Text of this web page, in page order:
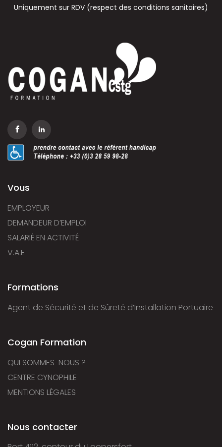
Uniquement sur RDV (respect des conditions sanitaires)
Vous
EMPLOYEUR
DEMANDEUR D’EMPLOI
SALARIÉ EN ACTIVITÉ
V.A.E
Formations
Agent de Sécurité et de Sûreté d’Installation Portuaire
Cogan Formation
QUI SOMMES-NOUS ?
CENTRE CYNOPHILE
MENTIONS LÉGALES
Nous contacter